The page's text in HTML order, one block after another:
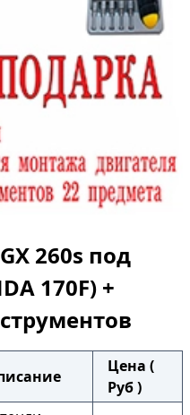
260s под
170F) +
Цена (
Руб )